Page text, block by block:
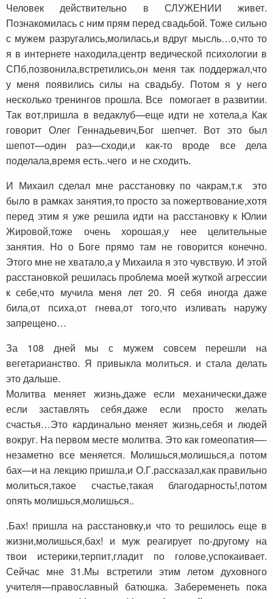
Человек действительно в СЛУЖЕНИИ живет.
Познакомилась с ним прям перед свадьбой. Тоже сильно
с мужем разругались,молилась,и вдруг мысль…о,что то
я в интернете находила,центр ведической психологии в
СПб,позвонила,встретились,он меня так поддержал,что
у меня появились силы на свадьбу. Потом я у него
несколько тренингов прошла. Все помогает в развитии.
Так вот,пришла в ведаклуб—еще идти не хотела,а Как
говорит Олег Геннадьевич,Бог шепчет. Вот это был
шепот—один раз—сходи,и как-то вроде все дела
поделала,время есть..чего и не сходить.
И Михаил сделал мне расстановку по чакрам,т.к это
было в рамках занятия,то просто за пожертвование,хотя
перед этим я уже решила идти на расстановку к Юлии
Жировой,тоже очень хорошая,у нее целительные
занятия. Но о Боге прямо там не говорится конечно.
Этого мне не хватало,а у Михаила я это чувствую. И этой
расстановкой решилась проблема моей жуткой агрессии
к себе,что мучила меня лет 20. Я себя иногда даже
била,от психа,от гнева,от того,что изливать наружу
запрещено…
За 108 дней мы с мужем совсем перешли на
вегетарианство. Я привыкла молиться. и стала делать
это дальше.
Молитва меняет жизнь,даже если механически,даже
если заставлять себя,даже если просто желать
счастья…Это кардинально меняет жизнь,себя и людей
вокруг. На первом месте молитва. Это как гомеопатия—-
незаметно все меняется. Молишься,молишься,а потом
бах—и на лекцию пришла,и О.Г.рассказал,как правильно
молиться,такое счастье,такая благодарность!,потом
опять молишься,молишься..
.Бах! пришла на расстановку,и что то решилось еще в
жизни,молишься,бах! и муж реагирует по-другому на
твои истерики,терпит,гладит по голове,успокаивает.
Сейчас мне 31.Мы встретили этим летом духовного
учителя—православный батюшка. Забеременеть пока